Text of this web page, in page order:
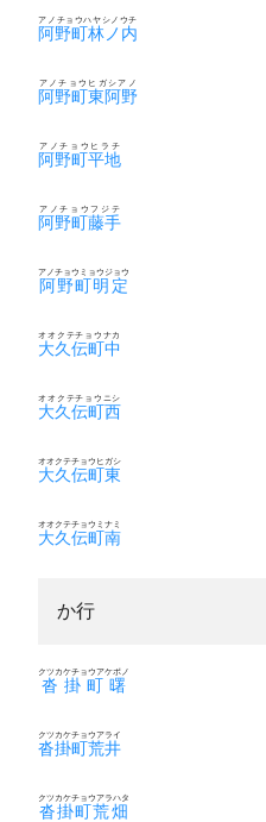
阿野町林ノ内
アノチョウハヤシノウチ
阿野町東阿野
アノチョウヒガシアノ
阿野町平地
アノチョウヒラチ
阿野町藤手
アノチョウフジテ
阿野町明定
アノチョウミョウジョウ
大久伝町中
オオクテチョウナカ
大久伝町西
オオクテチョウニシ
大久伝町東
オオクテチョウヒガシ
大久伝町南
オオクテチョウミナミ
か行
沓掛町曙
クツカケチョウアケボノ
沓掛町荒井
クツカケチョウアライ
沓掛町荒畑
クツカケチョウアラハタ